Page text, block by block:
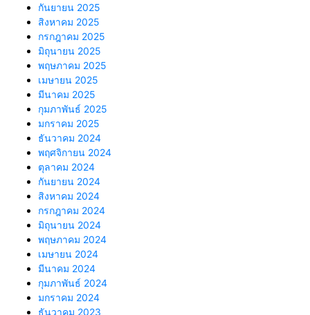
กันยายน 2025
สิงหาคม 2025
กรกฎาคม 2025
มิถุนายน 2025
พฤษภาคม 2025
เมษายน 2025
มีนาคม 2025
กุมภาพันธ์ 2025
มกราคม 2025
ธันวาคม 2024
พฤศจิกายน 2024
ตุลาคม 2024
กันยายน 2024
สิงหาคม 2024
กรกฎาคม 2024
มิถุนายน 2024
พฤษภาคม 2024
เมษายน 2024
มีนาคม 2024
กุมภาพันธ์ 2024
มกราคม 2024
ธันวาคม 2023